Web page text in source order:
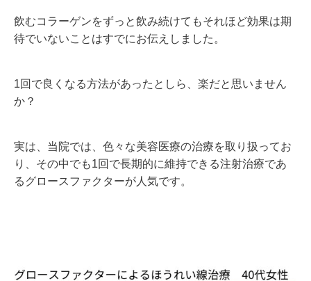
飲むコラーゲンをずっと飲み続けてもそれほど効果は期
待でいないことはすでにお伝えしました。
1回で良くなる方法があったとしら、楽だと思いません
か？
実は、当院では、色々な美容医療の治療を取り扱ってお
り、その中でも1回で長期的に維持できる注射治療であ
るグロースファクターが人気です。